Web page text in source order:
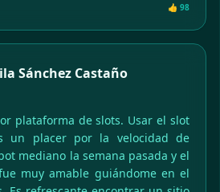
👍 98
Sánchez Castaño
plataforma de slots. Usar el slot
un placer por la velocidad de
mediano la semana pasada y el
muy amable guiándome en el